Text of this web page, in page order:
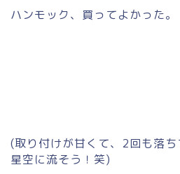
ハンモック、買ってよかった。
(取り付けが甘くて、2回も落ち
星空に流そう！笑)